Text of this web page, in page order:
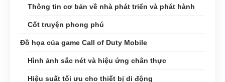
Thông tin cơ bản về nhà phát triển và phát hành
Cốt truyện phong phú
Đồ họa của game Call of Duty Mobile
Hình ảnh sắc nét và hiệu ứng chân thực
Hiệu suất tối ưu cho thiết bị di động